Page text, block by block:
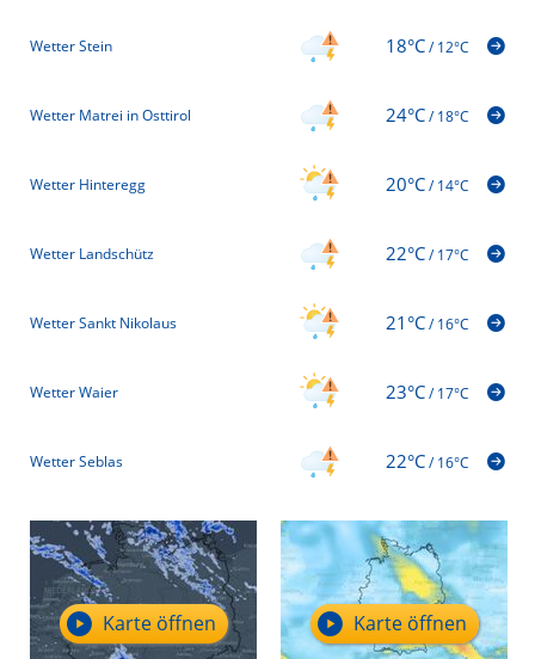
Wetter Stein 18°C/12°C
Wetter Matrei in Osttirol 24°C/18°C
Wetter Hinteregg 20°C/14°C
Wetter Landschütz 22°C/17°C
Wetter Sankt Nikolaus 21°C/16°C
Wetter Waier 23°C/17°C
Wetter Seblas 22°C/16°C
Karte öffnen Karte öffnen